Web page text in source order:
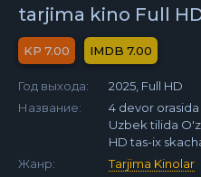
tarjima kino Full
7.00 7.00
Год выхода:
2025, Full HD
Название:
4 devor
Uzbek tilida
HD tas-ix
Жанр:
Tarjima Kinolar